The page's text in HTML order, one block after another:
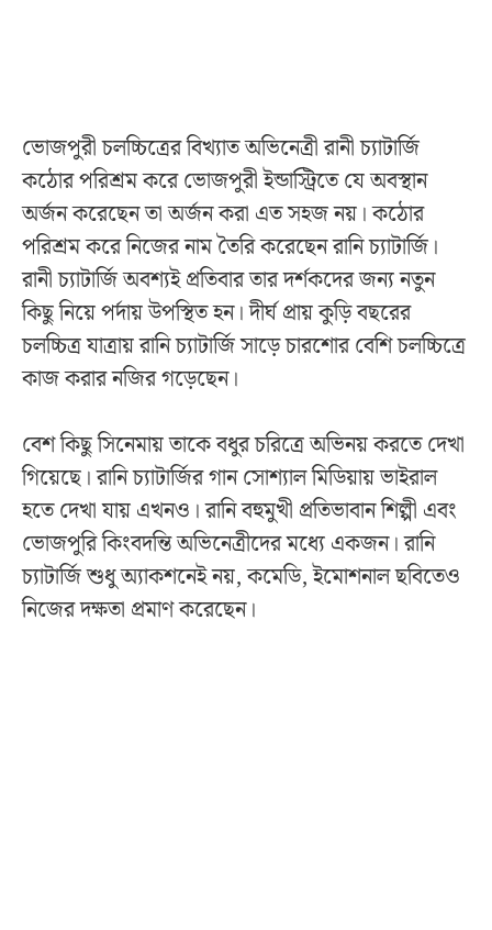
ভোজপুরী চলচ্চিত্রের বিখ্যাত অভিনেত্রী রানী চ্যাটার্জি
কঠোর পরিশ্রম করে ভোজপুরী ইন্ডাস্ট্রিতে যে অবস্থান
অর্জন করেছেন তা অর্জন করা এত সহজ নয়। কঠোর
পরিশ্রম করে নিজের নাম তৈরি করেছেন রানি চ্যাটার্জি।
রানী চ্যাটার্জি অবশ্যই প্রতিবার তার দর্শকদের জন্য নতুন
কিছু নিয়ে পর্দায় উপস্থিত হন। দীর্ঘ প্রায় কুড়ি বছরের
চলচ্চিত্র যাত্রায় রানি চ্যাটার্জি সাড়ে চারশোর বেশি চলচ্চিত্রে
কাজ করার নজির গড়েছেন।
বেশ কিছু সিনেমায় তাকে বধুর চরিত্রে অভিনয় করতে দেখা
গিয়েছে। রানি চ্যাটার্জির গান সোশ্যাল মিডিয়ায় ভাইরাল
হতে দেখা যায় এখনও। রানি বহুমুখী প্রতিভাবান শিল্পী এবং
ভোজপুরি কিংবদন্তি অভিনেত্রীদের মধ্যে একজন। রানি
চ্যাটার্জি শুধু অ্যাকশনেই নয়, কমেডি, ইমোশনাল ছবিতেও
নিজের দক্ষতা প্রমাণ করেছেন।